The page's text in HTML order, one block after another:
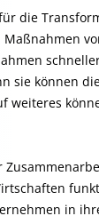
die
sie können
weiteres
in